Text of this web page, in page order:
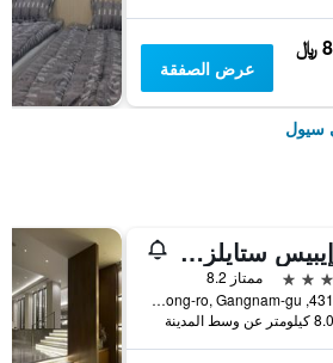
﷼
عرض الصفقة
سيول
إيبيس ستايلز أمباسادور سيول غانغنام
3 نجوم
ممتاز 8.2
431, Samseong-ro, Gangnam-gu, سيول, كوريا الجنوبية
8.0 كيلومتر عن وسط المدينة